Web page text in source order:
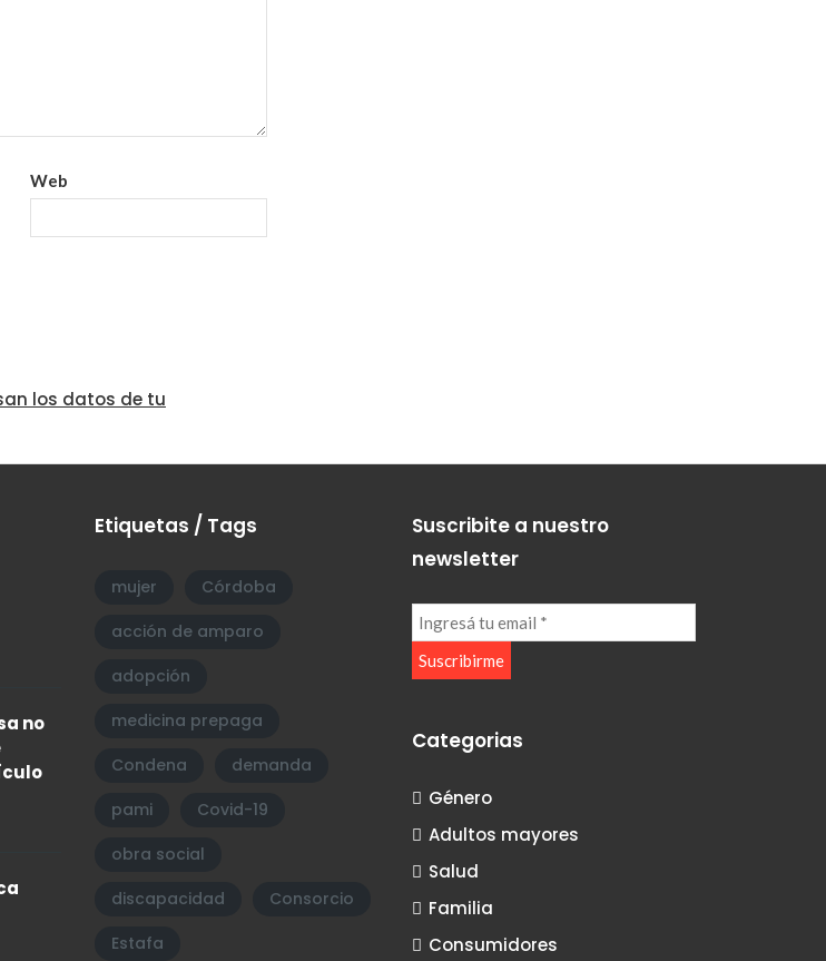
Web
los datos de tu
no
Etiquetas / Tags
mujer
Córdoba
acción de amparo
adopción
medicina prepaga
Condena
demanda
pami
Covid-19
obra social
discapacidad
Consorcio
Estafa
Suscribite a nuestro
newsletter
Categorias
Género
Adultos mayores
Salud
Familia
Consumidores